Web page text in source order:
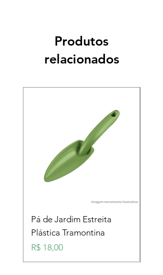
Produtos
relacionados
Pá de Jardim Estreita
Plástica Tramontina
Preço
R$ 18,00